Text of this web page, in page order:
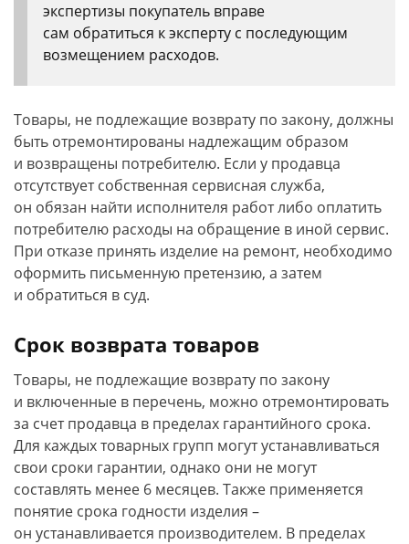
экспертизы покупатель вправе
сам обратиться к эксперту с последующим
возмещением расходов.
Товары, не подлежащие возврату по закону, должны
быть отремонтированы надлежащим образом
и возвращены потребителю. Если у продавца
отсутствует собственная сервисная служба,
он обязан найти исполнителя работ либо оплатить
потребителю расходы на обращение в иной сервис.
При отказе принять изделие на ремонт, необходимо
оформить письменную претензию, а затем
и обратиться в суд.
Срок возврата товаров
Товары, не подлежащие возврату по закону
и включенные в перечень, можно отремонтировать
за счет продавца в пределах гарантийного срока.
Для каждых товарных групп могут устанавливаться
свои сроки гарантии, однако они не могут
составлять менее 6 месяцев. Также применяется
понятие срока годности изделия –
он устанавливается производителем. В пределах